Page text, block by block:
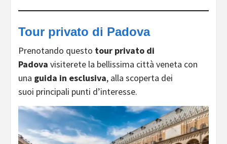
Tour privato di Padova
Prenotando questo tour privato di
Padova visiterete la bellissima città veneta con
una guida in esclusiva, alla scoperta dei
suoi principali punti d’interesse.